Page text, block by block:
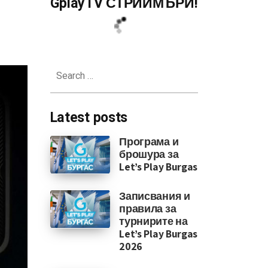
RTX 4090 според нови
for:
Latest posts
Програма и
брошура за
Let’s Play Burgas
Записвания и
правила за
турнирите на
Let’s Play Burgas
2026